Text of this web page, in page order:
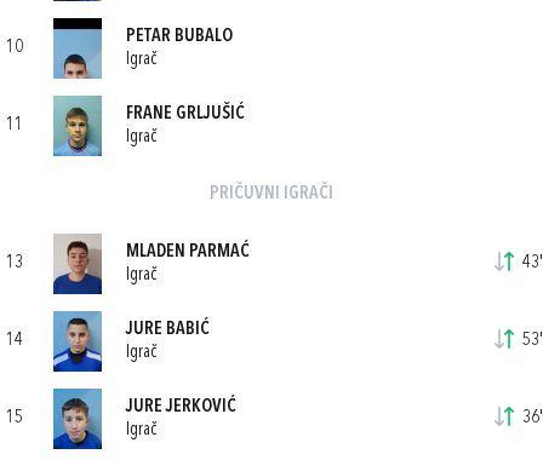
10
PETAR BUBALO
Igrač
11
FRANE GRLJUŠIĆ
Igrač
PRIČUVNI IGRAČI
13
MLADEN PARMAĆ
Igrač
43'
14
JURE BABIĆ
Igrač
53'
15
JURE JERKOVIĆ
Igrač
36'